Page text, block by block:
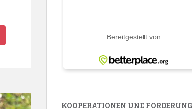
KOOPERATIONEN UND FÖRDERUNG